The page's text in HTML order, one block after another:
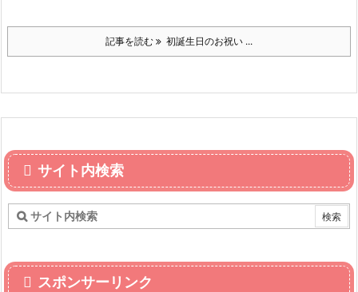
記事を読む 初誕生日のお祝い ...
サイト内検索
スポンサーリンク